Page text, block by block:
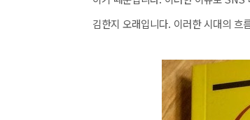
김한지 오래입니다. 이러한 시대의 흐